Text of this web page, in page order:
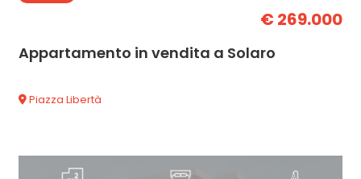
€ 269.000
Appartamento in vendita a Solaro
Piazza Libertà